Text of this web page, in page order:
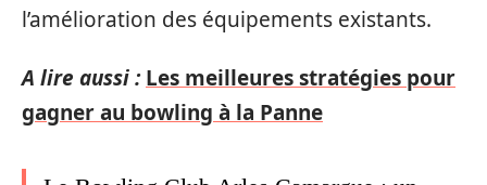
l’amélioration des équipements existants.
A lire aussi : Les meilleures stratégies pour
gagner au bowling à la Panne